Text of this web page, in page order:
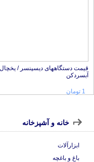
قیمت دستگاههای دیسپنسر / یخچال و
آبسردکن
خانه و آشپزخانه
ابزارآلات
باغ و باغچه